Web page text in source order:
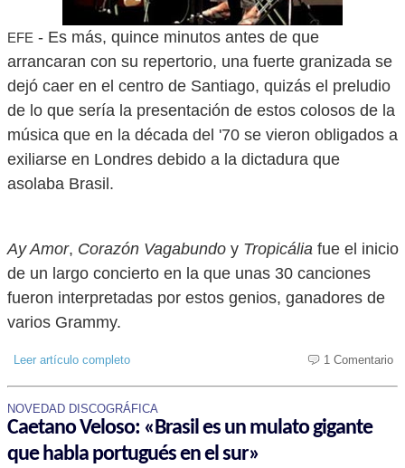
EFE - Es más, quince minutos antes de que
arrancaran con su repertorio, una fuerte granizada se
dejó caer en el centro de Santiago, quizás el preludio
de lo que sería la presentación de estos colosos de la
música que en la década del '70 se vieron obligados a
exiliarse en Londres debido a la dictadura que
asolaba Brasil.
Ay Amor, Corazón Vagabundo y Tropicália fue el inicio
de un largo concierto en la que unas 30 canciones
fueron interpretadas por estos genios, ganadores de
varios Grammy.
Leer artículo completo 1 Comentario
NOVEDAD DISCOGRÁFICA
Caetano Veloso: «Brasil es un mulato gigante
que habla portugués en el sur»